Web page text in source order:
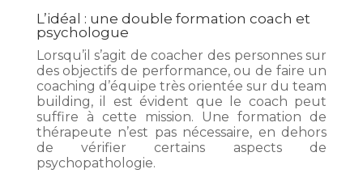
L’idéal : une double formation coach et
psychologue
Lorsqu’il s’agit de coacher des personnes sur
des objectifs de performance, ou de faire un
coaching d’équipe très orientée sur du team
building, il est évident que le coach peut
suffire à cette mission. Une formation de
thérapeute n’est pas nécessaire, en dehors
de vérifier certains aspects de
psychopathologie.